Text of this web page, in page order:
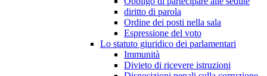
diritto di parola
Ordine dei posti nella sala
Espressione del voto
Lo statuto giuridico dei parlamentari
Immunità
Divieto di ricevere istruzioni